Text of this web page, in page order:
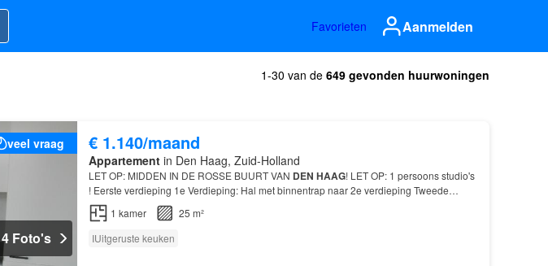
Favorieten Aanmelden
1-30 van de 649 gevonden huurwoningen
veel vraag
4 Foto's
€ 1.140/maand
Appartementin Den Haag, Zuid-Holland
LET OP: MIDDEN IN DE ROSSE BUURT VAN DEN HAAG! LET OP: 1 persoons studio's
! Eerste verdieping 1e Verdieping: Hal met binnentrap naar 2e verdieping Tweede
verdieping 2e Verdieping: Gang/overloop: met toegang tot alle studio’s…
1 kamer
25 m²
IUitgeruste keuken